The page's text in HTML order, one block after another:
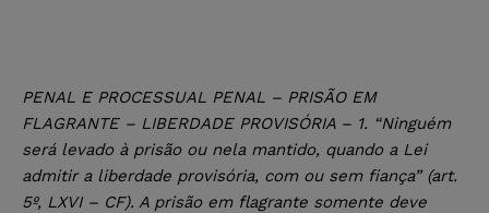
PENAL E PROCESSUAL PENAL – PRISÃO EM
FLAGRANTE – LIBERDADE PROVISÓRIA – 1. “Ninguém
será levado à prisão ou nela mantido, quando a Lei
admitir a liberdade provisória, com ou sem fiança” (art.
5º, LXVI – CF). A prisão em flagrante somente deve